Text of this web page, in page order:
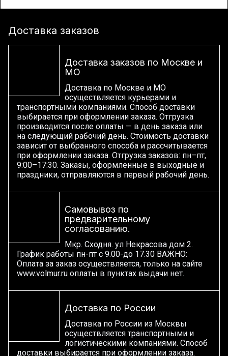
Доставка заказов
Доставка заказов по Москве и
МО
Доставка по Москве и МО
осуществляется курьерами и
транспортными компаниями. Способ доставки
выбирается при оформлении заказа. Отгрузка
производится после оплаты — в день заказа или
на следующий рабочий день. Стоимость доставки
зависит от выбранного способа и рассчитывается
при оформлении заказа. Отгрузка заказов: пн–пт,
9:00–17:30. Заказы, оформленные в выходные и
праздники, отправляются в первый рабочий день.
Самовывоз по
предварительному
согласованию.
Мкр. Сходня. ул Некрасова дом 2.
График работы пн-пт с 9.00-до 17.30 ВАЖНО:
Оплата за заказ осуществляется, только на сайте
www.volmur.ru оплаты в пунктах выдачи нет.
Доставка по России
Доставка по России из Москвы
осуществляется транспортными и
логистическими компаниями. Способ
доставки выбирается при оформлении заказа.